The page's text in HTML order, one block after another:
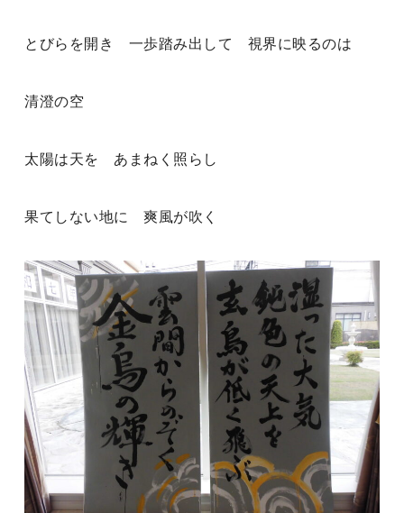
とびらを開き 一歩踏み出して 視界に映るのは
清澄の空
太陽は天を あまねく照らし
果てしない地に 爽風が吹く